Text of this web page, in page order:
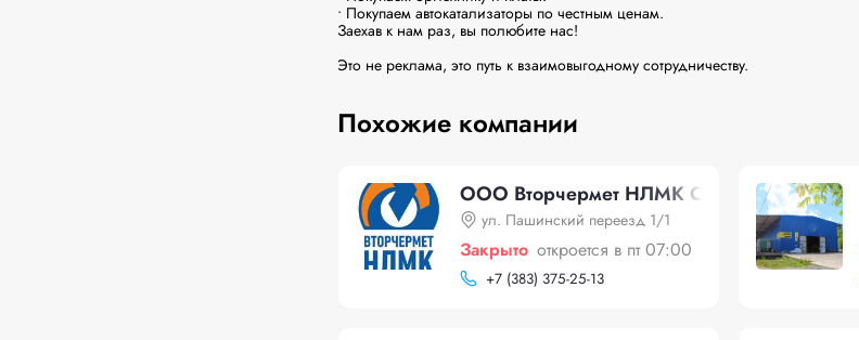
• Покупаем автокатализаторы по честным ценам.
Заехав к нам раз, вы полюбите нас!
Это не реклама, это путь к взаимовыгодному сотрудничеству.
Похожие компании
ООО Вторчермет НЛМК Сибирь
ул. Пашинский переезд 1/1
Закрыто откроется в пт 07:00
+7 (383) 375-25-13